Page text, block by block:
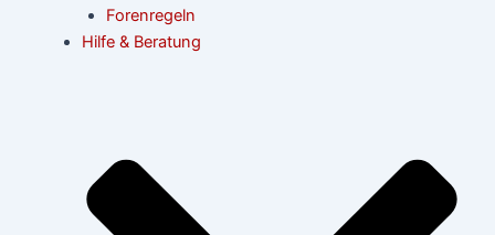
Forenregeln
Hilfe & Beratung